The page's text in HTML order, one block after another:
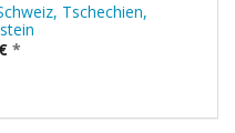
Tschechien,
*